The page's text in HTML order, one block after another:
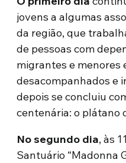
jovens a algumas
da região, que
de pessoas com
migrantes e menores
desacompanhados e
depois se concluiu
centenária: o plátano
No segundo dia, às
Santuário “Madonna